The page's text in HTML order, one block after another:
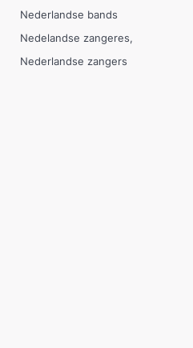
Nederlandse bands
Nedelandse zangeres
Nederlandse zangers